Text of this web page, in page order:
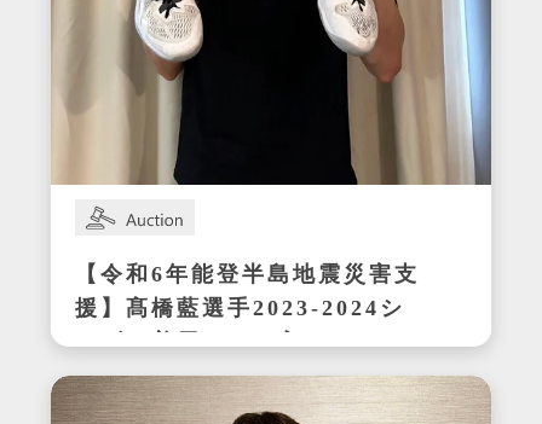
【令和6年能登半島地震災害支
援】髙橋藍選手2023-2024シ
ーズン着用サイン入りシュー
ズ